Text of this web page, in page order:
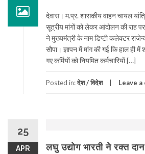
देवास। म.प्र. शासकीय वाहन चायल
सूत्रीय मांगों को लेकर आंदोलन की राह
ने मुख्यमंत्री के नाम डिप्टी कलेक्टर
सौपा। ज्ञापन में मांग की गई कि हाल
गए कर्मियों को नियमित कर्मचारियों […]
Posted in:देश / विदेश Leave
25
APR
लघु उद्योग भारती ने रक्त